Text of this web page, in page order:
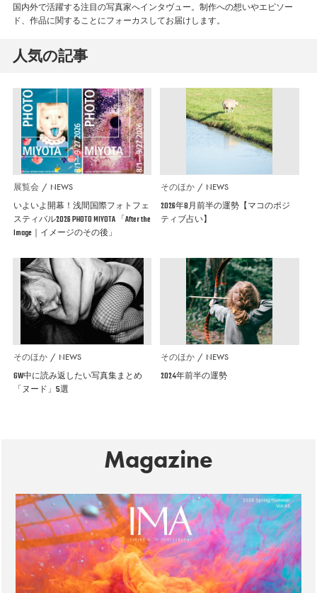
国内外で活躍する注目の写真家へインタヴュー。制作への想いやエピソー
ド、作品に関することにフォーカスしてお届けします。
人気の記事
展覧会 NEWS
いよいよ開幕！浅間国際フォトフェ
スティバル2026 PHOTO MIYOTA 「After the
Image｜イメージのその後」
そのほか NEWS
2026年8月前半の運勢【マコのポジ
ティブ占い】
そのほか NEWS
GW中に読み返したい写真集まとめ
「ヌード」5選
そのほか NEWS
2024年前半の運勢
Magazine